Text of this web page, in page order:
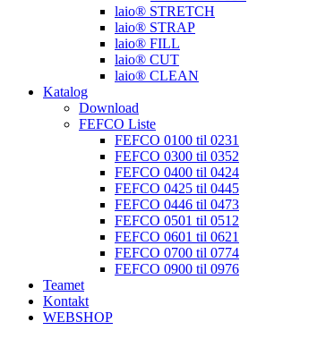
laio® STRETCH
laio® STRAP
laio® FILL
laio® CUT
laio® CLEAN
Katalog
Download
FEFCO Liste
FEFCO 0100 til 0231
FEFCO 0300 til 0352
FEFCO 0400 til 0424
FEFCO 0425 til 0445
FEFCO 0446 til 0473
FEFCO 0501 til 0512
FEFCO 0601 til 0621
FEFCO 0700 til 0774
FEFCO 0900 til 0976
Teamet
Kontakt
WEBSHOP